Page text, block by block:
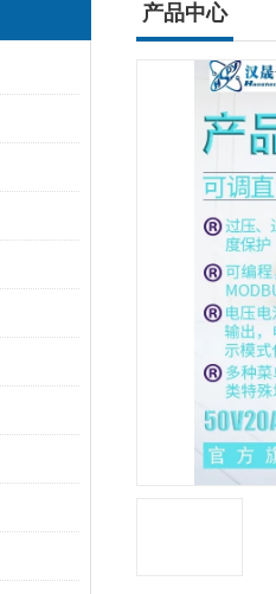
产品中心